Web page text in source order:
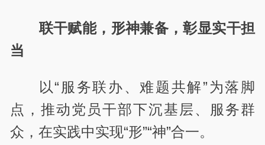
联干赋能，形神兼备，彰显实干担
当
以“服务联办、难题共解”为落脚
点，推动党员干部下沉基层、服务群
众，在实践中实现“形”“神”合一。